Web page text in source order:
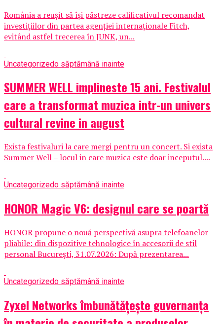
România a reușit să își păstreze calificativul recomandat
investițiilor din partea agenției internaționale Fitch,
evitând astfel trecerea în JUNK, un...
Uncategorizedo săptămână inainte
SUMMER WELL implineste 15 ani. Festivalul
care a transformat muzica intr-un univers
cultural revine in august
Exista festivaluri la care mergi pentru un concert. Si exista
Summer Well – locul in care muzica este doar inceputul....
Uncategorizedo săptămână inainte
HONOR Magic V6: designul care se poartă
HONOR propune o nouă perspectivă asupra telefoanelor
pliabile: din dispozitive tehnologice în accesorii de stil
personal București, 31.07.2026: După prezentarea...
Uncategorizedo săptămână inainte
Zyxel Networks îmbunătățește guvernanța